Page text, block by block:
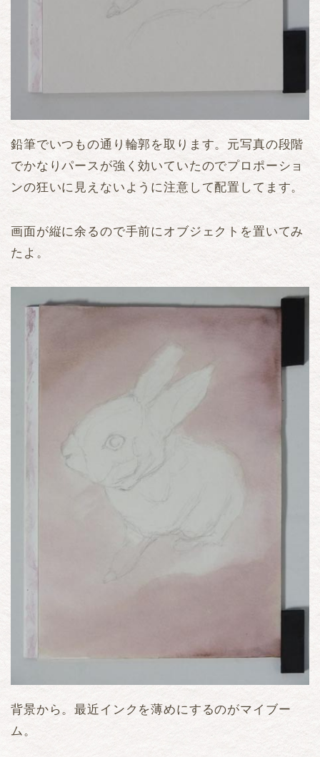
鉛筆でいつもの通り輪郭を取ります。元写真の段階
でかなりパースが強く効いていたのでプロポーショ
ンの狂いに見えないように注意して配置してます。
画面が縦に余るので手前にオブジェクトを置いてみ
たよ。
背景から。最近インクを薄めにするのがマイブー
ム。